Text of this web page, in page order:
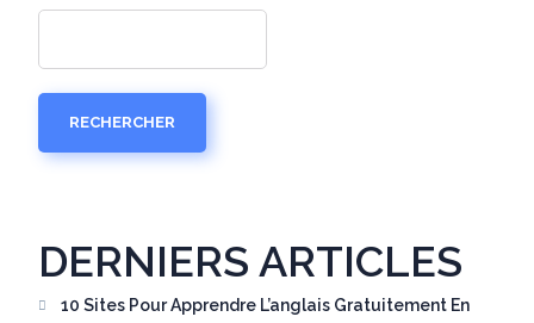
RECHERCHER
DERNIERS ARTICLES
10 Sites Pour Apprendre L’anglais Gratuitement En